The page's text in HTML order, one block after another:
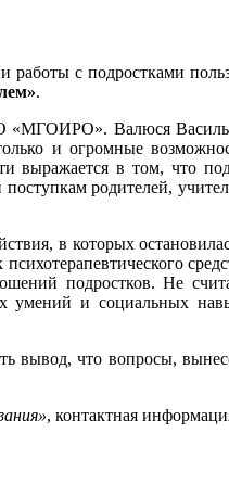
работы с подростками
.
«МГОИРО». Валюся
и огромные
выражается в том, что
родителей,
в которых
подростков. Не
и социальных
вывод, что вопросы,
, контактная